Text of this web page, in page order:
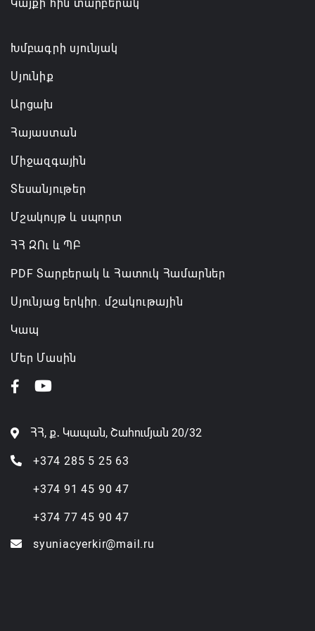
Կայքի հին տարբերակ
Խմբագրի սյունյակ
Սյունիք
Արցախ
Հայաստան
Միջազգային
Տեսանյութեր
Մշակույթ և սպորտ
ՀՀ ԶՈւ և ՊԲ
PDF Տարբերակ և Հատուկ Համարներ
Սյունյաց երկիր. մշակութային
Կապ
Մեր Մասին
ՀՀ, ք․ Կապան, Շահումյան 20/32
+374 285 5 25 63
+374 91 45 90 47
+374 77 45 90 47
syuniacyerkir@mail.ru